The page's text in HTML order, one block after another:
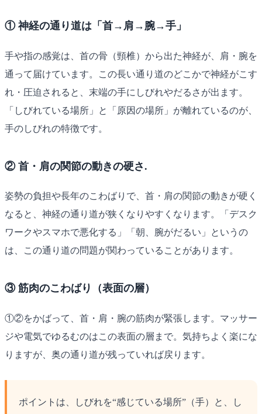
① 神経の通り道は「首→肩→腕→手」
手や指の感覚は、首の骨（頸椎）から出た神経が、肩・腕を
通って届けています。この長い通り道のどこかで神経がこす
れ・圧迫されると、末端の手にしびれやだるさが出ます。
「しびれている場所」と「原因の場所」が離れているのが、
手のしびれの特徴です。
② 首・肩の関節の動きの硬さ.
姿勢の負担や長年のこわばりで、首・肩の関節の動きが硬く
なると、神経の通り道が狭くなりやすくなります。「デスク
ワークやスマホで悪化する」「朝、腕がだるい」というの
は、この通り道の問題が関わっていることがあります。
③ 筋肉のこわばり（表面の層）
①②をかばって、首・肩・腕の筋肉が緊張します。マッサー
ジや電気でゆるむのはこの表面の層まで。気持ちよく楽にな
りますが、奥の通り道が残っていれば戻ります。
ポイントは、しびれを“感じている場所”（手）と、し